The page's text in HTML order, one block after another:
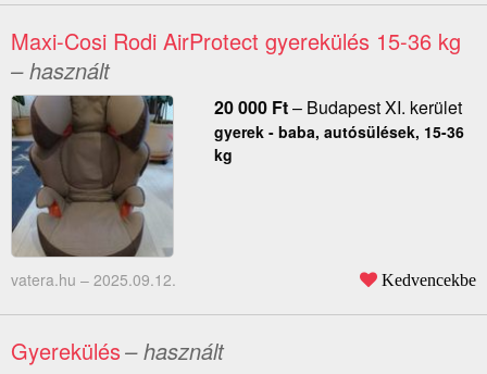
Maxi-Cosi Rodi AirProtect gyerekülés 15-36 kg
– használt
20 000 Ft– Budapest XI. kerület
gyerek - baba, autósülések, 15-36
kg
vatera.hu – 2025.09.12. Kedvencekbe
Gyerekülés– használt